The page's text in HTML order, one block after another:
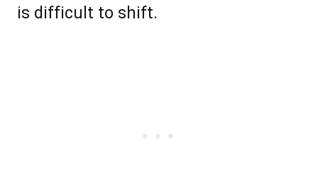
іѕ dіffісult tо ѕhіft.